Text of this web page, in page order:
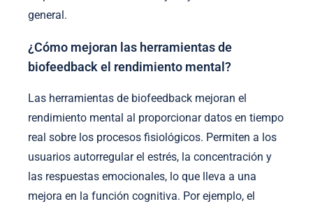
general.
¿Cómo mejoran las herramientas de
biofeedback el rendimiento mental?
Las herramientas de biofeedback mejoran el
rendimiento mental al proporcionar datos en tiempo
real sobre los procesos fisiológicos. Permiten a los
usuarios autorregular el estrés, la concentración y
las respuestas emocionales, lo que lleva a una
mejora en la función cognitiva. Por ejemplo, el